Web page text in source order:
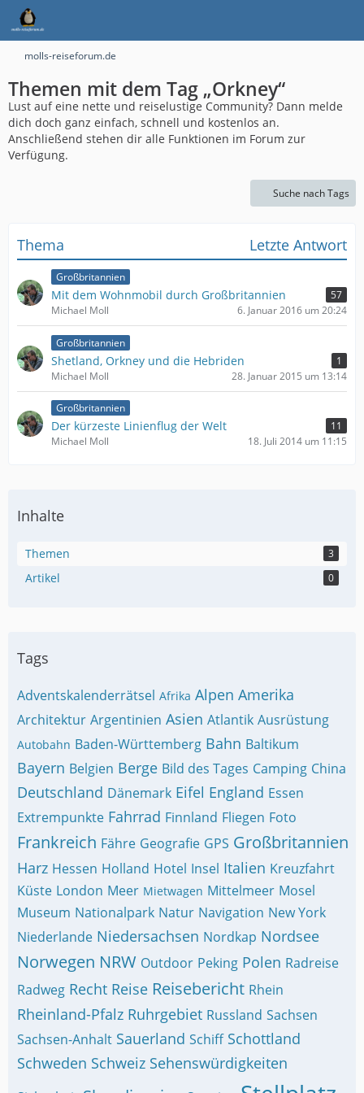
molls-reiseforum.de
Themen mit dem Tag „Orkney“
Lust auf eine nette und reiselustige Community? Dann melde
dich doch ganz einfach, schnell und kostenlos an.
Anschließend stehen dir alle Funktionen im Forum zur
Verfügung.
Suche nach Tags
Thema Letzte Antwort
Großbritannien
Mit dem Wohnmobil durch Großbritannien
57
Michael Moll
6. Januar 2016 um 20:24
Großbritannien
Shetland, Orkney und die Hebriden
1
Michael Moll
28. Januar 2015 um 13:14
Großbritannien
Der kürzeste Linienflug der Welt
11
Michael Moll
18. Juli 2014 um 11:15
Inhalte
Themen 3
Artikel 0
Tags
Adventskalenderrätsel Afrika Alpen Amerika
Architektur Argentinien Asien Atlantik Ausrüstung
Autobahn Baden-Württemberg Bahn Baltikum
Bayern Belgien Berge Bild des Tages Camping China
Deutschland Dänemark Eifel England Essen
Extrempunkte Fahrrad Finnland Fliegen Foto
Frankreich Fähre Geografie GPS Großbritannien
Harz Hessen Holland Hotel Insel Italien Kreuzfahrt
Küste London Meer Mietwagen Mittelmeer Mosel
Museum Nationalpark Natur Navigation New York
Niederlande Niedersachsen Nordkap Nordsee
Norwegen NRW Outdoor Peking Polen Radreise
Radweg Recht Reise Reisebericht Rhein
Rheinland-Pfalz Ruhrgebiet Russland Sachsen
Sachsen-Anhalt Sauerland Schiff Schottland
Schweden Schweiz Sehenswürdigkeiten